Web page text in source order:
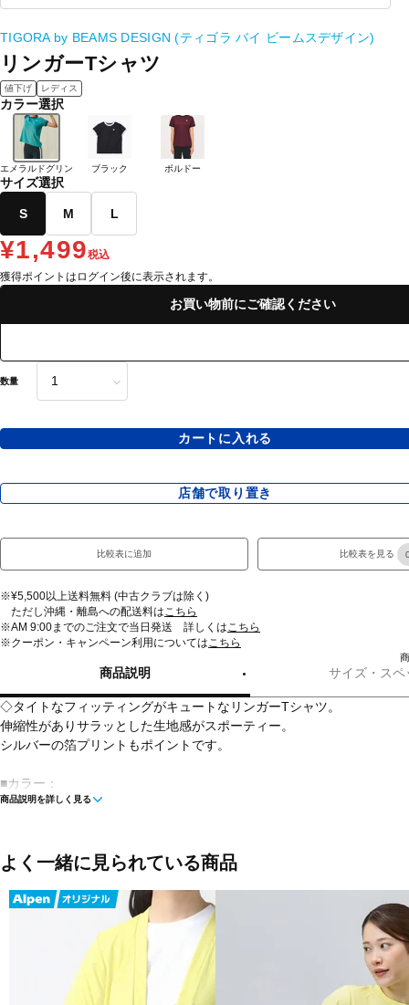
TIGORA by BEAMS DESIGN (ティゴラ バイ ビームスデザイン)
リンガーTシャツ
値下げ レディス
カラー選択
エメラルドグリン ブラック ボルドー
サイズ選択
S M L
¥1,499税込
獲得ポイントはログイン後に表示されます。
お買い物前にご確認ください
数量
カートに入れる
店舗で取り置き
比較表に追加 比較表を見る
※¥5,500以上送料無料 (中古クラブは除く)
ただし沖縄・離島への配送料はこちら
※AM 9:00までのご注文で当日発送 詳しくはこちら
※クーポン・キャンペーン利用についてはこちら
商品説明 サイズ・スペ
◇タイトなフィッティングがキュートなリンガーTシャツ。
伸縮性がありサラッとした生地感がスポーティー。
シルバーの箔プリントもポイントです。
■カラー：
エメラルドグリーン
タン5％
■生産国：カンボジア
■2025 Fall＆Winter モデル
商品説明を詳しく見る
よく一緒に見られている商品